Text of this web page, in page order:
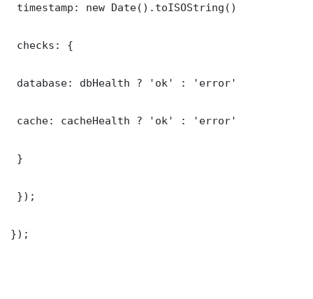
timestamp: new Date().toISOString()
checks: {
database: dbHealth ? 'ok' : 'error'
cache: cacheHealth ? 'ok' : 'error'
}
});
});